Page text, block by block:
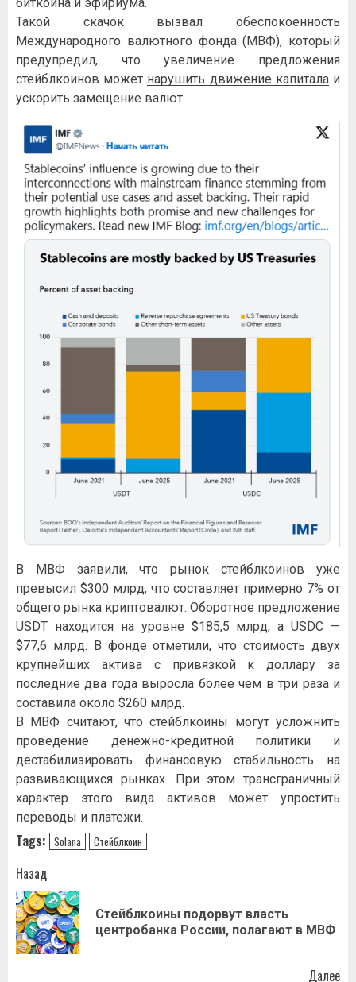
биткоина и эфириума.
Такой скачок вызвал обеспокоенность
Международного валютного фонда (МВФ), который
предупредил, что увеличение предложения
стейблкоинов может нарушить движение капиталаи
ускорить замещение валют.
В МВФ заявили, что рынок стейблкоинов уже
превысил $300 млрд, что составляет примерно 7% от
общего рынка криптовалют. Оборотное предложение
USDT находится на уровне $185,5 млрд, а USDC —
$77,6 млрд. В фонде отметили, что стоимость двух
крупнейших актива с привязкой к доллару за
последние два года выросла более чем в три раза и
составила около $260 млрд.
В МВФ считают, что стейблкоины могут усложнить
проведение денежно-кредитной политики и
дестабилизировать финансовую стабильность на
развивающихся рынках. При этом трансграничный
характер этого вида активов может упростить
переводы и платежи.
Tags: Solana Стейблкоин
Навигация
записи
Назад
Стейблкоины подорвут власть
центробанка России, полагают в МВФ
Далее